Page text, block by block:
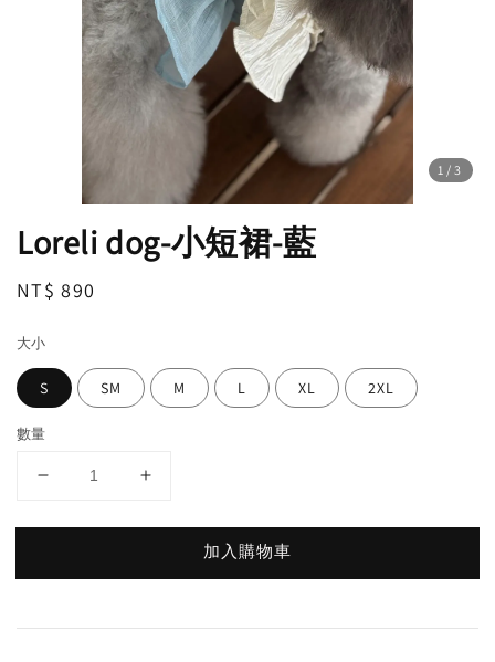
1 /3
Loreli dog-小短裙-藍
Regular
NT$ 890
大小
S SM M L XL 2XL
數量
加入購物車